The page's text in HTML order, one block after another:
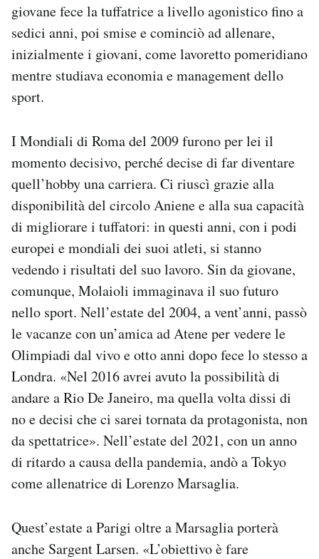
giovane fece la tuffatrice a livello agonistico fino a
sedici anni, poi smise e cominciò ad allenare,
inizialmente i giovani, come lavoretto pomeridiano
mentre studiava economia e management dello
sport.
I Mondiali di Roma del 2009 furono per lei il
momento decisivo, perché decise di far diventare
quell’hobby una carriera. Ci riuscì grazie alla
disponibilità del circolo Aniene e alla sua capacità
di migliorare i tuffatori: in questi anni, con i podi
europei e mondiali dei suoi atleti, si stanno
vedendo i risultati del suo lavoro. Sin da giovane,
comunque, Molaioli immaginava il suo futuro
nello sport. Nell’estate del 2004, a vent’anni, passò
le vacanze con un’amica ad Atene per vedere le
Olimpiadi dal vivo e otto anni dopo fece lo stesso a
Londra. «Nel 2016 avrei avuto la possibilità di
andare a Rio De Janeiro, ma quella volta dissi di
no e decisi che ci sarei tornata da protagonista, non
da spettatrice». Nell’estate del 2021, con un anno
di ritardo a causa della pandemia, andò a Tokyo
come allenatrice di Lorenzo Marsaglia.
Quest’estate a Parigi oltre a Marsaglia porterà
anche Sargent Larsen. «L’obiettivo è fare